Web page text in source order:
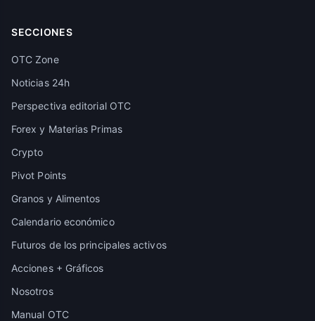
SECCIONES
OTC Zone
Noticias 24h
Perspectiva editorial OTC
Forex y Materias Primas
Crypto
Pivot Points
Granos y Alimentos
Calendario económico
Futuros de los principales activos
Acciones + Gráficos
Nosotros
Manual OTC